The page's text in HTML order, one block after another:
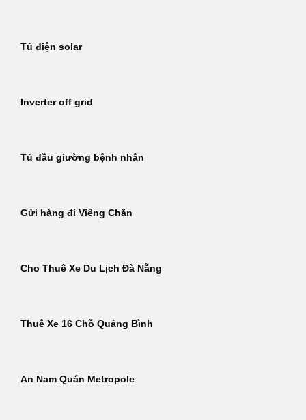
Tủ điện solar
Inverter off grid
Tủ đầu giường bệnh nhân
Gửi hàng đi Viêng Chăn
Cho Thuê Xe Du Lịch Đà Nẵng
Thuê Xe 16 Chỗ Quảng Bình
An Nam Quán Metropole